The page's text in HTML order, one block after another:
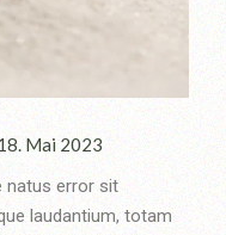
Mai 2023
natus error sit
laudantium, totam